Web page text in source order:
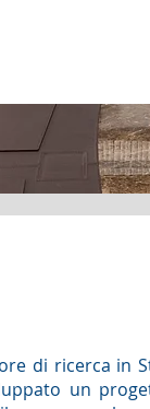
di ricerca in
un